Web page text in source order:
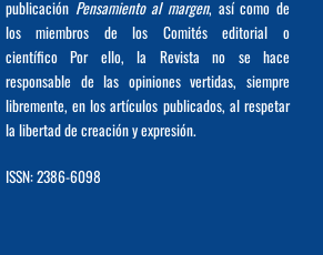
publicación Pensamiento al margen, así como de
los miembros de los Comités editorial o
científico Por ello, la Revista no se hace
responsable de las opiniones vertidas, siempre
libremente, en los artículos publicados, al respetar
la libertad de creación y expresión.
ISSN: 2386-6098